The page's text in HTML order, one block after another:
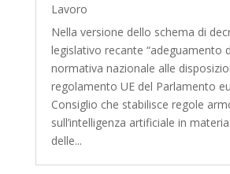
Lavoro
Nella versione dello schema di
legislativo recante “adeguamento
normativa nazionale alle
regolamento UE del Parlamento
Consiglio che stabilisce regole
sull’intelligenza artificiale in
delle...